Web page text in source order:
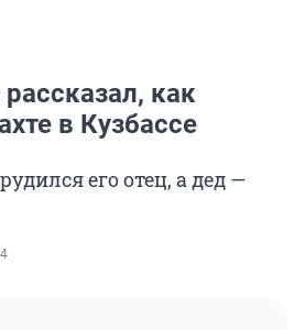
как
в Кузбассе
его отец, а дед —